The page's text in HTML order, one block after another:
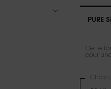
PURE
Cette
pour
Choix